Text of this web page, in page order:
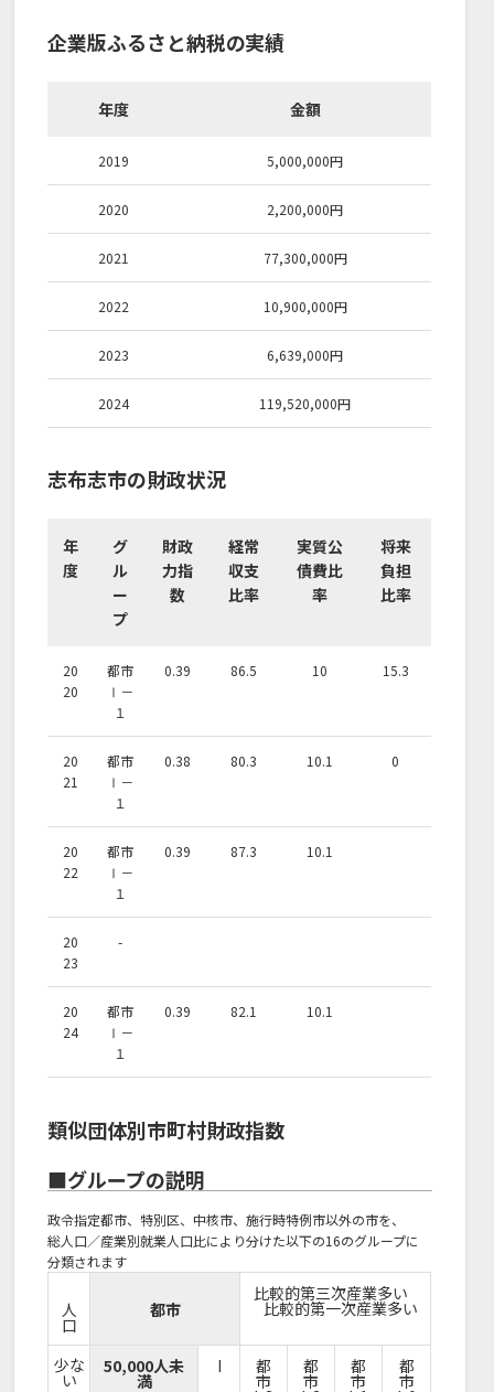
企業版ふるさと納税の実績
年度 金額
2019 5,000,000円
2020 2,200,000円
2021 77,300,000円
2022 10,900,000円
2023 6,639,000円
2024 119,520,000円
志布志市の財政状況
年
度
グ
ル
ー
プ
財政
力指
数
経常
収支
比率
実質公
債費比
率
将来
負担
比率
20
20
都市
Ⅰ－
１
0.39 86.5 10 15.3
20
21
都市
Ⅰ－
１
0.38 80.3 10.1 0
20
22
都市
Ⅰ－
１
0.39 87.3 10.1
20
23
-
20
24
都市
Ⅰ－
１
0.39 82.1 10.1
類似団体別市町村財政指数
■グループの説明
政令指定都市、特別区、中核市、施行時特例市以外の市を、
総人口／産業別就業人口比により分けた以下の16のグループに
分類されます
人
口
都市
比較的第三次産業多い
比較的第一次産業多い
少な
い
50,000人未
満
I 都
市
都
市
都
市
都
市